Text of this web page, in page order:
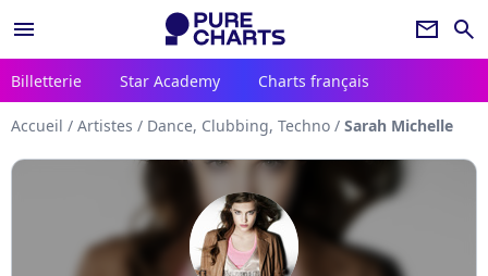
menu newsletter search
Billetterie Star Academy Charts français
Accueil / Artistes / Dance, Clubbing, Techno / Sarah Michelle